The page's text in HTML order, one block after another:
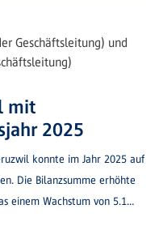
mit
2025
konnte im Jahr 2025 auf
Die Bilanzsumme erhöhte
einem Wachstum von 5.1